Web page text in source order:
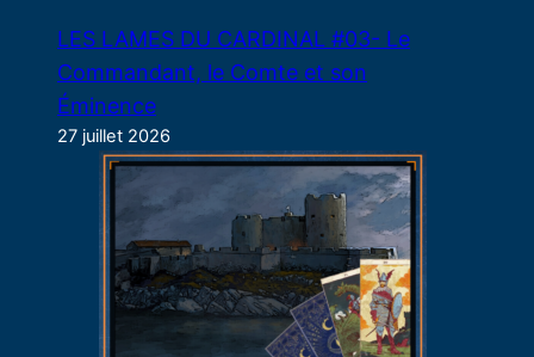
LES LAMES DU CARDINAL #03- Le
Commandant, le Comte et son
Éminence
27 juillet 2026